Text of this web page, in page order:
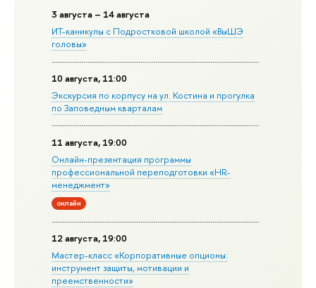
3 августа – 14 августа
ИТ-каникулы с Подростковой школой «ВыШЭ
головы»
10 августа, 11:00
Экскурсия по корпусу на ул. Костина и прогулка
по Заповедным кварталам
11 августа, 19:00
Онлайн-презентация программы
профессиональной переподготовки «HR-
менеджмент»
онлайн
12 августа, 19:00
Мастер-класс «Корпоративные опционы:
инструмент защиты, мотивации и
преемственности»